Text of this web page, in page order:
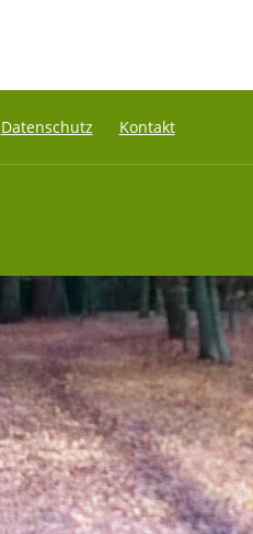
Datenschutz Kontakt